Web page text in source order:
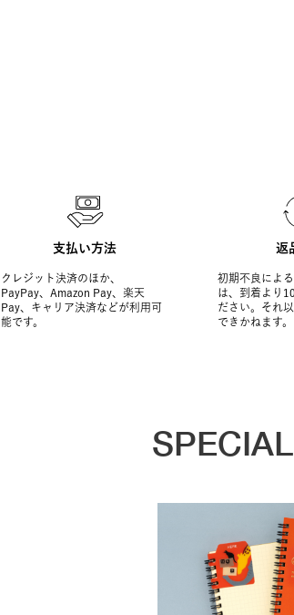
支払い方法
クレジット決済のほか、
PayPay、Amazon Pay、楽天
Pay、キャリア決済などが利用可
能です。
返
初期不良によ
は、到着より
ださい。それ
できかねます。